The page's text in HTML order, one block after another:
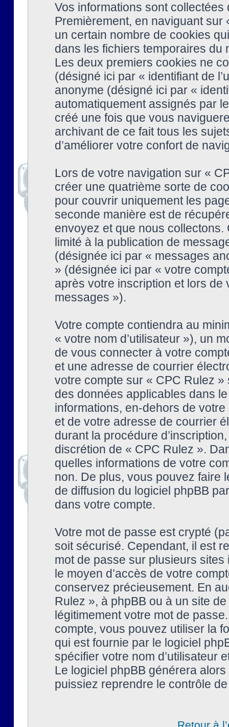
Vos informations sont
Premièrement, en naviguant
un certain nombre de cookies
dans les fichiers temporaires du
Les deux premiers cookies ne
(désigné ici par « identifiant de
anonyme (désigné ici par «
automatiquement assignés par
créé une fois que vous
archivant de ce fait tous les
d’améliorer votre confort de
Lors de votre navigation sur «
créer une quatrième sorte de
pour couvrir uniquement les
seconde manière est de
envoyez et que nous collectons.
limité à la publication de
(désignée ici par « messages
» (désignée ici par « votre
après votre inscription et lors
messages »).
Votre compte contiendra au
« votre nom d’utilisateur »), un
de vous connecter à votre
et une adresse de courrier
votre compte sur « CPC Rulez
des données applicables dans
informations, en-dehors de
et de votre adresse de courrier
durant la procédure
discrétion de « CPC Rulez ».
quelles informations de votre
non. De plus, vous pouvez faire
de diffusion du logiciel phpBB
dans votre compte.
Votre mot de passe est crypté
soit sécurisé. Cependant, il est
mot de passe sur plusieurs
le moyen d’accès de votre
conservez précieusement. En
Rulez », à phpBB ou à un site
légitimement votre mot de
compte, vous pouvez utiliser la
qui est fournie par le logiciel
spécifier votre nom d’utilisateur
Le logiciel phpBB générera
puissiez reprendre le contrôle